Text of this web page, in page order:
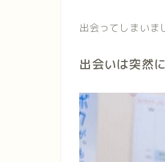
出会ってしまいま
出会いは突然に